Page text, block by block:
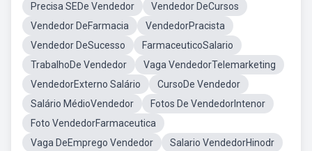
Precisa SEDe Vendedor
Vendedor DeCursos
Vendedor DeFarmacia
VendedorPracista
Vendedor DeSucesso
FarmaceuticoSalario
TrabalhoDe Vendedor
Vaga VendedorTelemarketing
VendedorExterno Salário
CursoDe Vendedor
Salário MédioVendedor
Fotos De VendedorIntenor
Foto VendedorFarmaceutica
Vaga DeEmprego Vendedor
Salario VendedorHinodr